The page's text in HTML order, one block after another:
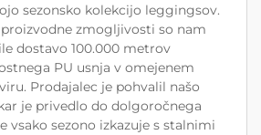
sezonsko kolekcijo leggingsov.
proizvodne zmogljivosti so nam
dostavo 100.000 metrov
PU usnja v omejenem
Prodajalec je pohvalil našo
je privedlo do dolgoročnega
vsako sezono izkazuje s stalnimi